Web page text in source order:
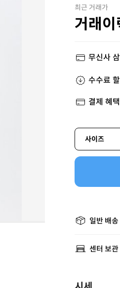
최근 거래가
거래
무신사
수수료
결제 혜택
사이즈
일반 배송
센터 보관